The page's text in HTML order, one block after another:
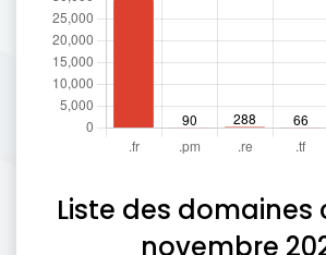
Liste des domaines
novembre